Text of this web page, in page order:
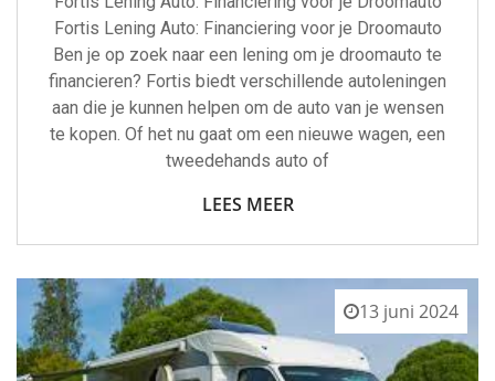
Fortis Lening Auto: Financiering voor je Droomauto
Ben je op zoek naar een lening om je droomauto te
financieren? Fortis biedt verschillende autoleningen
aan die je kunnen helpen om de auto van je wensen
te kopen. Of het nu gaat om een nieuwe wagen, een
tweedehands auto of
LEES MEER
13 juni 2024